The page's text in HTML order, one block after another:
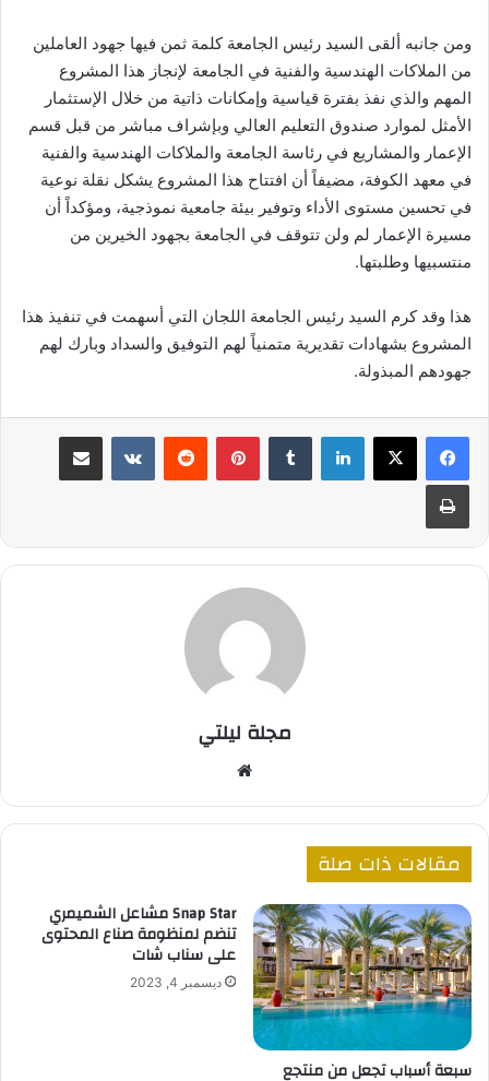
ومن جانبه ألقى السيد رئيس الجامعة كلمة ثمن فيها جهود العاملين
من الملاكات الهندسية والفنية في الجامعة لإنجاز هذا المشروع
المهم والذي نفذ بفترة قياسية وإمكانات ذاتية من خلال الإستثمار
الأمثل لموارد صندوق التعليم العالي وبإشراف مباشر من قبل قسم
الإعمار والمشاريع في رئاسة الجامعة والملاكات الهندسية والفنية
في معهد الكوفة، مضيفاً أن افتتاح هذا المشروع يشكل نقلة نوعية
في تحسين مستوى الأداء وتوفير بيئة جامعية نموذجية، ومؤكداً أن
مسيرة الإعمار لم ولن تتوقف في الجامعة بجهود الخيرين من
منتسبيها وطلبتها.
هذا وقد كرم السيد رئيس الجامعة اللجان التي أسهمت في تنفيذ هذا
المشروع بشهادات تقديرية متمنياً لهم التوفيق والسداد وبارك لهم
جهودهم المبذولة.
لينكدإن بينتيريست مشاركة عبر البريد
طباعة
مجلة ليلتي
مقالات ذات صلة
سبعة أسباب تجعل من منتجع
Snap Star مشاعل الشميمري
تنضم لمنظومة صناع المحتوى
على سناب شات
ديسمبر 4, 2023